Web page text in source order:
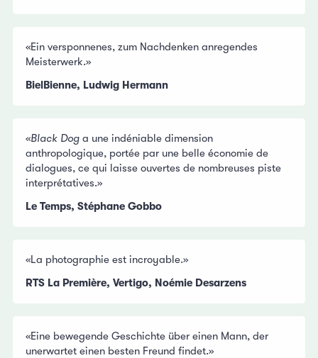
«Ein versponnenes, zum Nachdenken anregendes
Meisterwerk.»
BielBienne, Ludwig Hermann
«Black Dog a une indéniable dimension
anthropologique, portée par une belle économie de
dialogues, ce qui laisse ouvertes de nombreuses piste
interprétatives.»
Le Temps, Stéphane Gobbo
«La photographie est incroyable.»
RTS La Première, Vertigo, Noémie Desarzens
«Eine bewegende Geschichte über einen Mann, der
unerwartet einen besten Freund findet.»